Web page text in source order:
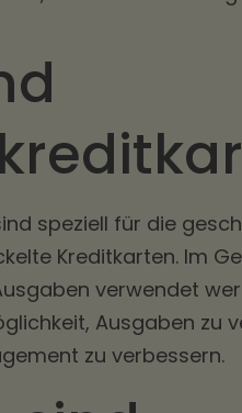
speziell für die
Kreditkarten. Im
verwendet
Ausgaben zu
zu verbessern.